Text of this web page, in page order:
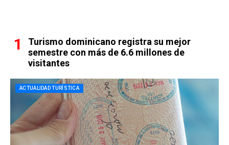
Turismo dominicano registra su mejor
semestre con más de 6.6 millones de
visitantes
ACTUALIDAD TURÍSTICA